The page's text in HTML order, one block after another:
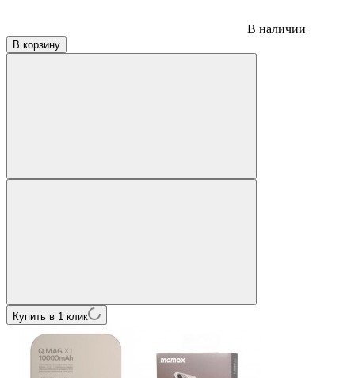
В наличии
В корзину
Купить в 1 клик